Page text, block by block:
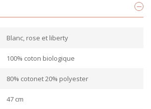
Blanc, rose et liberty
100% coton biologique
80% cotonet 20% polyester
47 cm